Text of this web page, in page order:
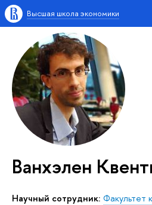
Высшая школа экономики
Ванхэлен
Научный сотрудник: Факультет